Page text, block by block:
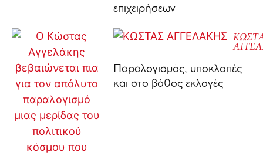
επιχειρήσεων
Παραλογισμός, υποκλοπές
και στο βάθος εκλογές